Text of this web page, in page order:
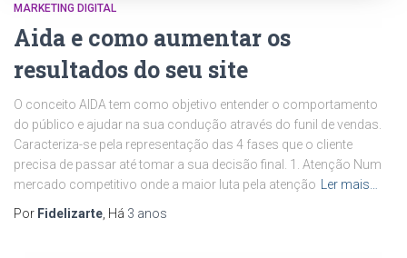
MARKETING DIGITAL
Aida e como aumentar os
resultados do seu site
O conceito AIDA tem como objetivo entender o comportamento
do público e ajudar na sua condução através do funil de vendas.
Caracteriza-se pela representação das 4 fases que o cliente
precisa de passar até tomar a sua decisão final. 1. Atenção Num
mercado competitivo onde a maior luta pela atenção
Ler mais…
Por Fidelizarte , Há 3 anos